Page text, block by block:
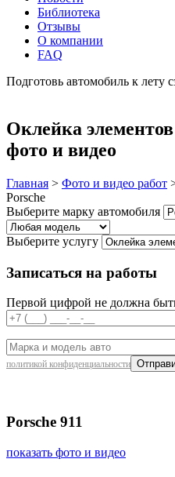
Библиотека
Отзывы
О компании
FAQ
Подготовь автомобиль к лету
Оклейка
фото и видео
Главная > Фото и видео работ
Porsche
Выберите марку автомобиля
Выберите услугу
Записаться на работы
Первой цифрой не должна
политикой конфиденциальности
Porsche 911
показать фото и видео